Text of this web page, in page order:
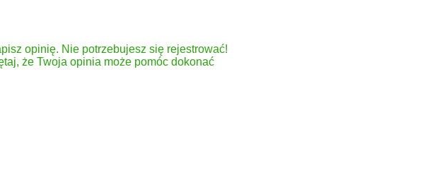
opinię. Nie potrzebujesz się rejestrować!
że Twoja opinia może pomóc dokonać